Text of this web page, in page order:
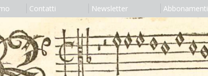
Contatti Newsletter Abbonamenti